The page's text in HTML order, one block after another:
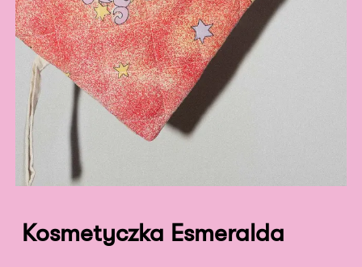
Kosmetyczka Esmeralda